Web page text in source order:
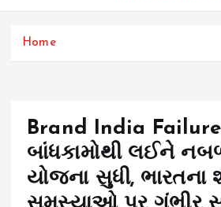
Home
Brand India
બાંધકામોથી લઈને
યોજના સુધી, ભારતના